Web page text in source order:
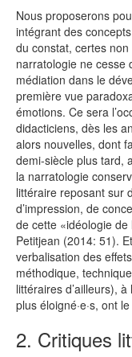
Nous proposerons
intégrant des
du constat, certes
narratologie ne cesse
médiation dans le
première vue
émotions. Ce sera
didacticiens, dès les
alors nouvelles, dont
demi-siècle plus tard,
la narratologie
littéraire reposant sur
d’impression, de
de cette «idéologie
Petitjean (2014: 51).
verbalisation des
méthodique,
littéraires d’ailleurs),
plus éloigné·e·s, ont
2. Critiques